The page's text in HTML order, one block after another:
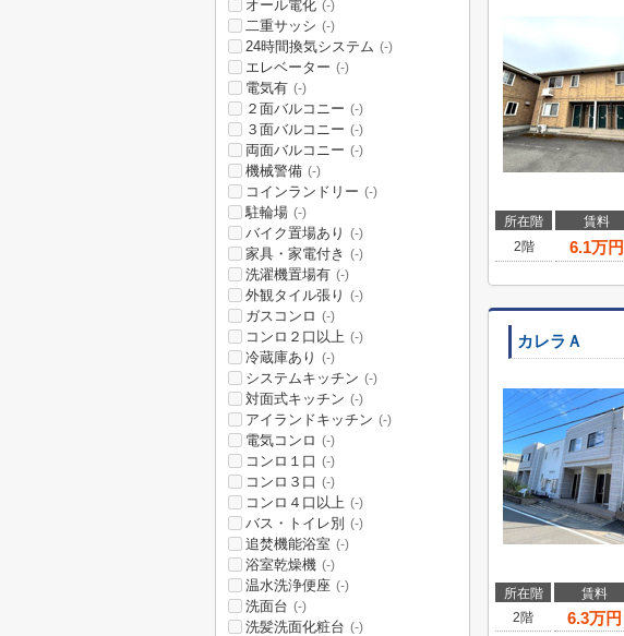
所在階 賃料
2階
6.1万円
カレラＡ
所在階 賃料
2階
6.3万円
オール電化 (-)
二重サッシ (-)
24時間換気システム (-)
エレベーター (-)
電気有 (-)
２面バルコニー (-)
３面バルコニー (-)
両面バルコニー (-)
機械警備 (-)
コインランドリー (-)
駐輪場 (-)
バイク置場あり (-)
家具・家電付き (-)
洗濯機置場有 (-)
外観タイル張り (-)
ガスコンロ (-)
コンロ２口以上 (-)
冷蔵庫あり (-)
システムキッチン (-)
対面式キッチン (-)
アイランドキッチン (-)
電気コンロ (-)
コンロ１口 (-)
コンロ３口 (-)
コンロ４口以上 (-)
バス・トイレ別 (-)
追焚機能浴室 (-)
浴室乾燥機 (-)
温水洗浄便座 (-)
洗面台 (-)
洗髪洗面化粧台 (-)